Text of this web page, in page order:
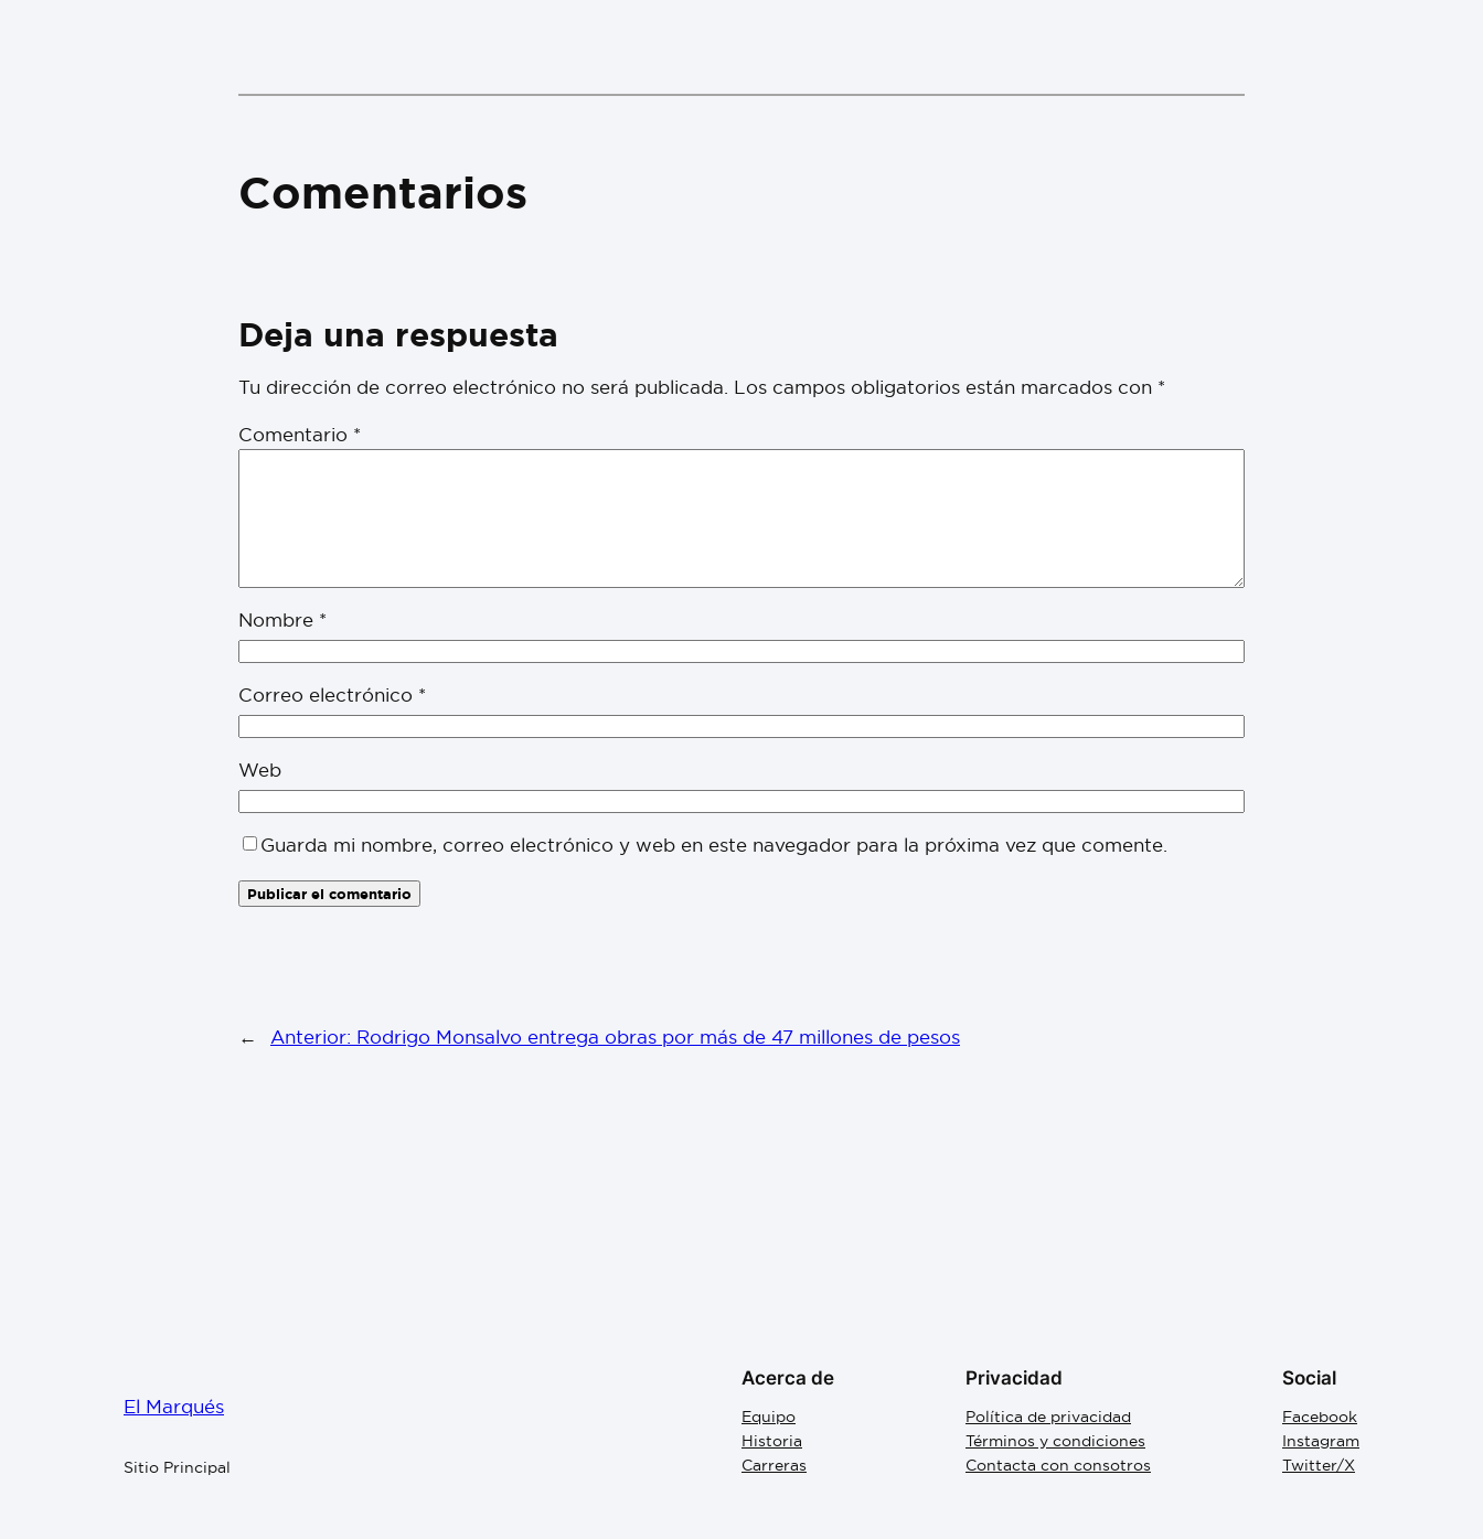
Comentarios
Deja una respuesta
Tu dirección de correo electrónico no será publicada. Los campos obligatorios están marcados con *
Comentario *
Nombre *
Correo electrónico *
Web
Guarda mi nombre, correo electrónico y web en este navegador para la próxima vez que comente.
← Anterior: Rodrigo Monsalvo entrega obras por más de 47 millones de pesos
El Marqués
Sitio Principal
Acerca de
Equipo
Historia
Carreras
Privacidad
Política de privacidad
Términos y condiciones
Contacta con consotros
Social
Facebook
Instagram
Twitter/X